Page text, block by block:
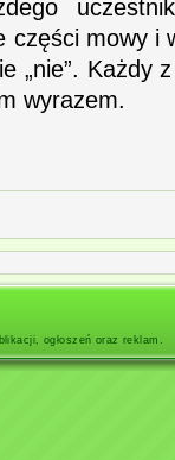
części mowy i
„nie”. Każdy
wyrazem.
ogłoszeń oraz reklam.